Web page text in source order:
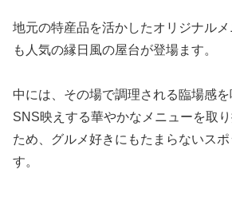
地元の特産品を活かしたオリジナル
も人気の縁日風の屋台が登場ます。
中には、その場で調理される臨場感を
SNS映えする華やかなメニューを取
ため、グルメ好きにもたまらないス
す。